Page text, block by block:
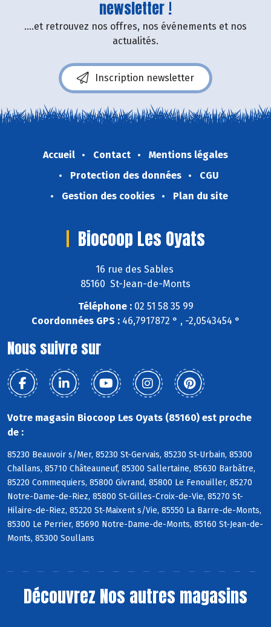
newsletter !
....et retrouvez nos offres, nos événements et nos
actualités.
Inscription newsletter
Accueil Contact
Mentions légales
Protection des données
CGU
Gestion des cookies
Plan du site
Biocoop Les Oyats
16 rue des Sables
85160 St-Jean-de-Monts
Téléphone :02 51 58 35 99
Coordonnées GPS :46,7917872 ° , -2,0543454 °
Nous suivre sur
Votre magasin Biocoop Les Oyats (85160) est proche
de :
85230 Beauvoir s/Mer, 85230 St-Gervais, 85230 St-Urbain, 85300
Challans, 85710 Châteauneuf, 85300 Sallertaine, 85630 Barbâtre,
85220 Commequiers, 85800 Givrand, 85800 Le Fenouiller, 85270
Notre-Dame-de-Riez, 85800 St-Gilles-Croix-de-Vie, 85270 St-
Hilaire-de-Riez, 85220 St-Maixent s/Vie, 85550 La Barre-de-Monts,
85300 Le Perrier, 85690 Notre-Dame-de-Monts, 85160 St-Jean-de-
Monts, 85300 Soullans
Découvrez Nos autres magasins